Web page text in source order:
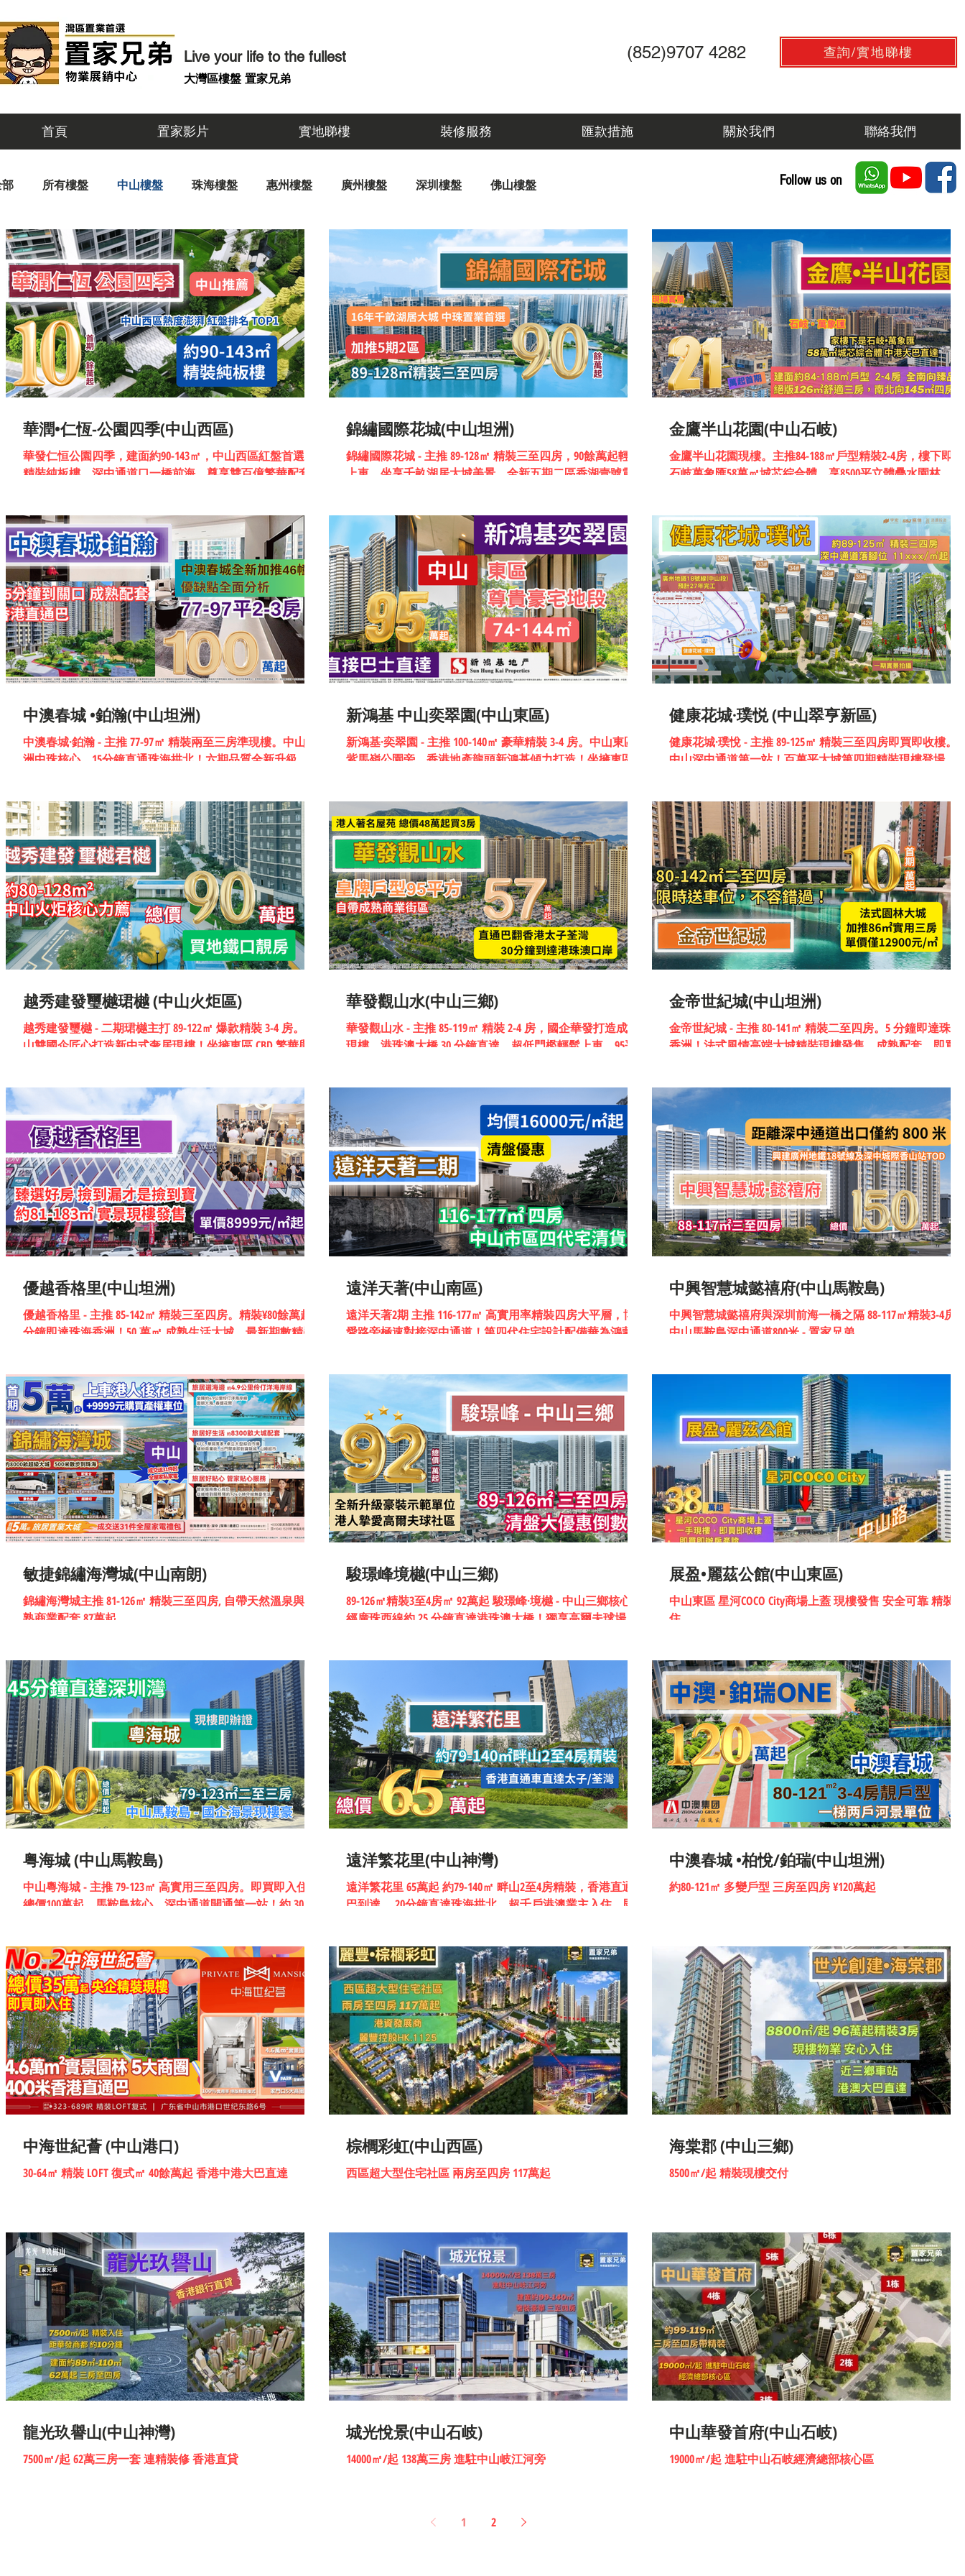
​Live your life to the fullest
​大灣區樓盤 置家兄弟
​(852)9707 4282 查詢/實地睇樓
首頁 置家影片 實地睇樓 裝修服務 匯款措施 關於我們 聯絡我們
部 所有樓盤 中山樓盤 珠海樓盤 惠州樓盤 廣州樓盤 深圳樓盤 佛山樓盤
華潤•仁恆-公園四季(中山西區)
華發仁恒公園四季，建面約90-143㎡，中山西區紅盤首選！
精裝純板樓。深中通道口一橋前海，尊享雙百億繁華配套。
錦繡國際花城(中山坦洲)
錦繡國際花城 - 主推 89-128㎡ 精裝三至四房，90餘萬起輕鬆
上車，坐享千畝湖居大城美景。全新五期二區香湖壹號震撼
金鷹半山花園(中山石岐)
金鷹半山花園現樓。主推84-188㎡戶型精裝2-4房，樓下即達
石岐萬象匯58萬㎡城芯綜合體，享8500平立體疊水園林。斥
中澳春城 •鉑瀚(中山坦洲)
中澳春城·鉑瀚 - 主推 77-97㎡ 精裝兩至三房準現樓。中山坦
洲中珠核心，15分鐘直通珠海拱北！六期品質全新升級。超
新鴻基 中山奕翠園(中山東區)
新鴻基·奕翠園 - 主推 100-140㎡ 豪華精裝 3-4 房。中山東區
紫馬嶺公園旁、香港地產龍頭新鴻基傾力打造！坐擁東區
健康花城·璞悦 (中山翠亨新區)
健康花城·璞悅 - 主推 89-125㎡ 精裝三至四房即買即收樓。
中山深中通道第一站！百萬平大城第四期精裝現樓登場。
越秀建發璽樾珺樾 (中山火炬區)
越秀建發璽樾 - 二期珺樾主打 89-122㎡ 爆款精裝 3-4 房。中
山雙國企匠心打造新中式奢居現樓！坐擁東區 CBD 繁華與極
華發觀山水(中山三鄉)
華發觀山水 - 主推 85-119㎡ 精裝 2-4 房，國企華發打造成熟
現樓。港珠澳大橋 30 分鐘直達，超低門檻輕鬆上車，95平
金帝世紀城(中山坦洲)
金帝世紀城 - 主推 80-141㎡ 精裝二至四房。5 分鐘即達珠海
香洲！法式風情高端大城精裝現樓發售，成熟配套、即買
優越香格里(中山坦洲)
優越香格里 - 主推 85-142㎡ 精裝三至四房。精裝¥80餘萬起 5
分鐘即達珠海香洲！50 萬㎡ 成熟生活大城，最新期數精裝
遠洋天著(中山南區)
遠洋天著2期 主推 116-177㎡ 高實用率精裝四房大平層，博
愛路旁極速對接深中通道！第四代住宅設計配備華為鴻蒙智
中興智慧城懿禧府(中山馬鞍島)
中興智慧城懿禧府與深圳前海一橋之隔 88-117㎡精裝3-4房 |
中山馬鞍島深中通道800米 - 置家兄弟
敏捷錦繡海灣城(中山南朗)
錦繡海灣城主推 81-126㎡ 精裝三至四房, 自帶天然溫泉與成
熟商業配套 87萬起
駿璟峰境樾(中山三鄉)
89-126㎡精裝3至4房㎡ 92萬起 駿璟峰·境樾 - 中山三鄉核心，
經廣珠西線約 25 分鐘直達港珠澳大橋！獨享高爾夫球場、
展盈•麗茲公館(中山東區)
中山東區 星河COCO City商場上蓋 現樓發售 安全可靠 精裝入
住
粤海城 (中山馬鞍島)
中山粵海城 - 主推 79-123㎡ 高實用三至四房。即買即入住,
總價100萬起。馬鞍島核心，深中通道開通第一站！約 30 分
遠洋繁花里(中山神灣)
遠洋繁花里 65萬起 約79-140㎡ 畔山2至4房精裝，香港直通大
巴到達 。20分鐘直達珠海拱北，超千戶港澳業主入住，即
中澳春城 •柏悅/鉑瑞(中山坦洲)
約80-121㎡ 多變戶型 三房至四房 ¥120萬起
中海世紀薈 (中山港口)
30-64㎡ 精裝 LOFT 復式㎡ 40餘萬起 香港中港大巴直達
棕櫚彩虹(中山西區)
西區超大型住宅社區 兩房至四房 117萬起
海棠郡 (中山三鄉)
8500㎡/起 精裝現樓交付
龍光玖譽山(中山神灣)
7500㎡/起 62萬三房一套 連精裝修 香港直貸
城光悅景(中山石岐)
14000㎡/起 138萬三房 進駐中山岐江河旁
中山華發首府(中山石岐)
19000㎡/起 進駐中山石岐經濟總部核心區
1 2
Follow us on